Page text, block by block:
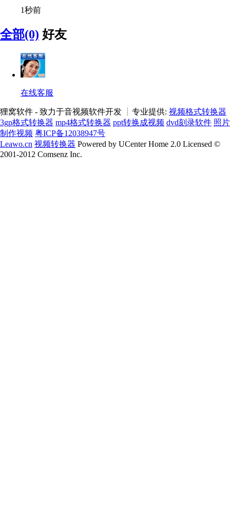
1秒前
全部(0) 好友
在线客服
狸窝软件 - 致力于音视频软件开发 ┊专业提供: 视频格式转换器
3gp格式转换器 mp4格式转换器 ppt转换成视频 dvd刻录软件 照片
制作视频 粤ICP备12038947号
Leawo.cn 视频转换器 Powered by UCenter Home 2.0 Licensed ©
2001-2012 Comsenz Inc.